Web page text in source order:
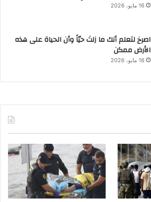
16 مايو، 2026
‫اصرخ لتعلم أنك ما زلتَ حيّاً وأن الحياة على هذه
الأرض ممكن
16 مايو، 2026